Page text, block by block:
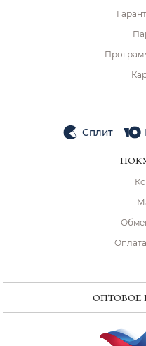
Сплит
ОПТОВОЕ